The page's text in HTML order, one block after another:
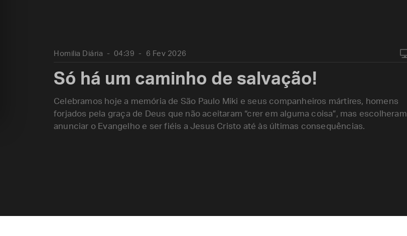
Homilia Diária 04:39 6 Fev 2026
Só há um caminho de salvação!
Celebramos hoje a memória de São Paulo Miki e seus companheiros mártires, homens
forjados pela graça de Deus que não aceitaram “crer em alguma coisa”, mas escolheram
anunciar o Evangelho e ser fiéis a Jesus Cristo até às últimas consequências.